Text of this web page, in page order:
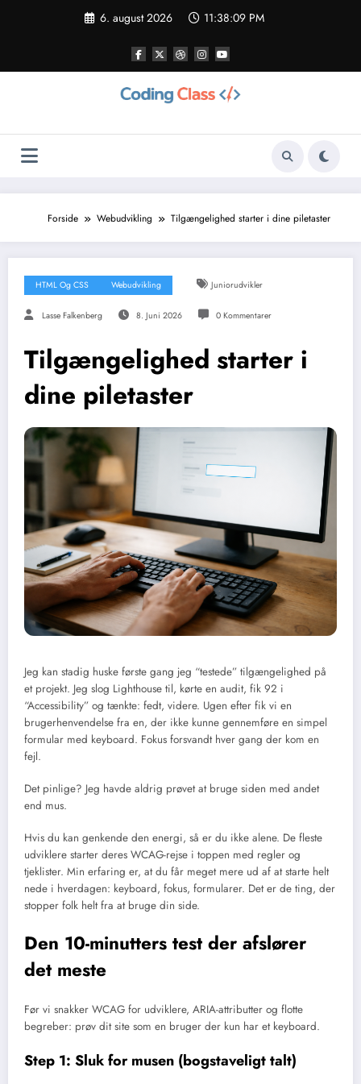
6. august 2026 11:38:10 PM
Forside Webudvikling Tilgængelighed starter i dine piletaster
HTML Og CSS Webudvikling Juniorudvikler
Lasse Falkenberg 8. Juni 2026 0 Kommentarer
Tilgængelighed starter i
dine piletaster
Jeg kan stadig huske første gang jeg “testede” tilgængelighed på
et projekt. Jeg slog Lighthouse til, kørte en audit, fik 92 i
“Accessibility” og tænkte: fedt, videre. Ugen efter fik vi en
brugerhenvendelse fra en, der ikke kunne gennemføre en simpel
formular med keyboard. Fokus forsvandt hver gang der kom en
fejl.
Det pinlige? Jeg havde aldrig prøvet at bruge siden med andet
end mus.
Hvis du kan genkende den energi, så er du ikke alene. De fleste
udviklere starter deres WCAG-rejse i toppen med regler og
tjeklister. Min erfaring er, at du får meget mere ud af at starte helt
nede i hverdagen: keyboard, fokus, formularer. Det er de ting, der
stopper folk helt fra at bruge din side.
Den 10-minutters test der afslører
det meste
Før vi snakker WCAG for udviklere, ARIA-attributter og flotte
begreber: prøv dit site som en bruger der kun har et keyboard.
Step 1: Sluk for musen (bogstaveligt talt)